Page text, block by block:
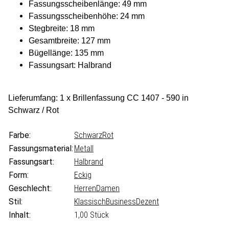
Fassungsscheibenlänge: 49 mm
Fassungsscheibenhöhe: 24 mm
Stegbreite: 18 mm
Gesamtbreite: 127 mm
Bügellänge: 135 mm
Fassungsart: Halbrand
Lieferumfang: 1 x Brillenfassung CC 1407 - 590 in
Schwarz / Rot
Farbe: SchwarzRot
Fassungsmaterial: Metall
Fassungsart:
Halbrand
Form:
Eckig
Geschlecht:
HerrenDamen
Stil:
KlassischBusinessDezent
Inhalt:
1,00 Stück